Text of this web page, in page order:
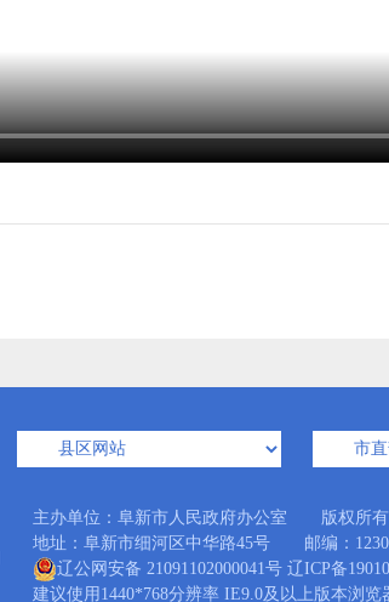
主办单位：阜新市人民政府办公室 版权所有
地址：阜新市细河区中华路45号 邮编：
辽公网安备 21091102000041号 辽ICP备
建议使用1440*768分辨率 IE9.0及以上版本浏览